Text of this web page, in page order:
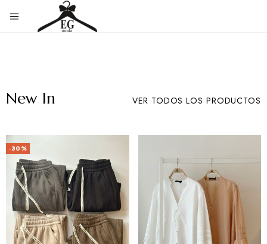
Eg
Tienda
New In VER TODOS LOS PRODUCTOS
-30%